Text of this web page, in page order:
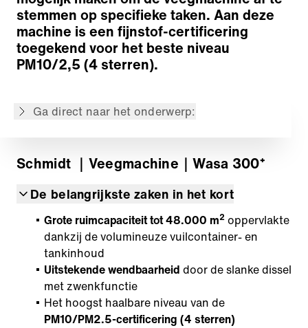
stemmen op specifieke taken. Aan deze
machine is een fijnstof-certificering
toegekend voor het beste niveau
PM10/2,5 (4 sterren).
Ga direct naar het onderwerp:
Opnamesysteem
Water systeem
Vuilcontainer
Bediening
Aandrijving
Terug naar overzicht
Schmidt ｜Veegmachine ｜Wasa 300⁺
De belangrijkste zaken in het kort
Grote ruimcapaciteit tot 48.000 m2 oppervlakte
dankzij de volumineuze vuilcontainer- en
tankinhoud
Uitstekende wendbaarheid door de slanke dissel
met zwenkfunctie
Het hoogst haalbare niveau van de
PM10/PM2.5-certificering (4 sterren)